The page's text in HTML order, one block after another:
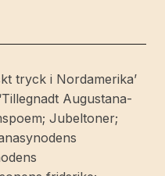
tryck i Nordamerika’
Augustana-
Jubeltoner;